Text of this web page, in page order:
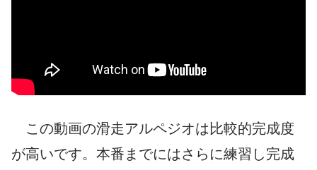
この動画の滑走アルペジオは比較的完成度
が高いです。本番までにはさらに練習し完成